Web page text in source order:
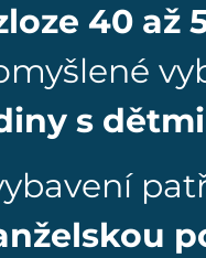
40 až
s dětmi